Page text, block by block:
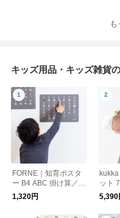
も
キッズ用品・キッズ雑貨
FORNE｜知育ポスタ
ー B4 ABC 掛け算／フ
ォルネ 入園入学
1,320円
ット
イン
具 小
ケー
5,390